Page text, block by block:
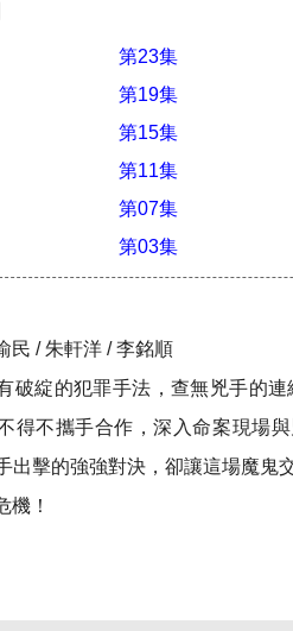
第23集
第19集
第15集
第11集
第07集
第03集
民 / 朱軒洋 / 李銘順
有破綻的犯罪手法，查無兇手的
得不攜手合作，深入命案現場
出擊的強強對決，卻讓這場魔鬼
機！